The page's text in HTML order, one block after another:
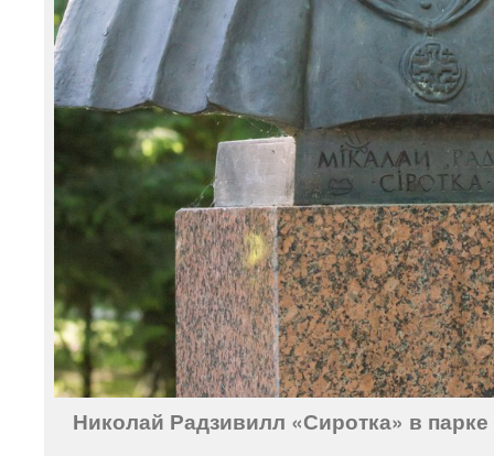
Николай Радзивилл «Сиротка» в